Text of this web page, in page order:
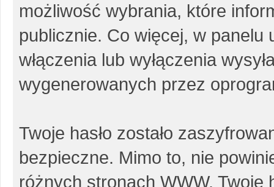
możliwość wybrania, które
publicznie. Co więcej, w
włączenia lub wyłączenia
wygenerowanych przez
Twoje hasło zostało
bezpieczne. Mimo to, nie
różnych stronach WWW. Twoje